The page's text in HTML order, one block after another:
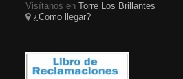
Visítanos enTorre Los Brillantes
¿Como llegar?